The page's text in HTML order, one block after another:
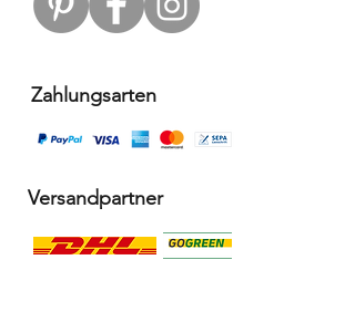
Zahlungsarten
Versandpartner